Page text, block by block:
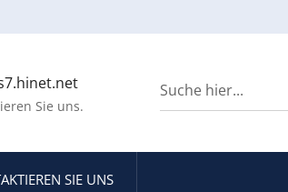
Sie uns.
SIE UNS